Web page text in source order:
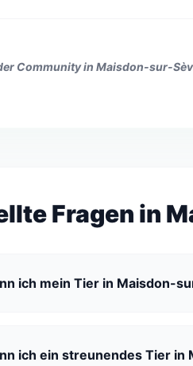
Community in Maisdon-sur-
Fragen in
ich mein Tier in Maisdon-
ich ein streunendes Tier